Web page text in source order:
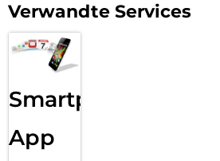
Verwandte Services
Smartphone
App